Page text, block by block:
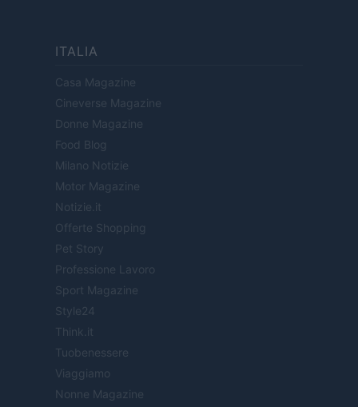
ITALIA
Casa Magazine
Cineverse Magazine
Donne Magazine
Food Blog
Milano Notizie
Motor Magazine
Notizie.it
Offerte Shopping
Pet Story
Professione Lavoro
Sport Magazine
Style24
Think.it
Tuobenessere
Viaggiamo
Nonne Magazine